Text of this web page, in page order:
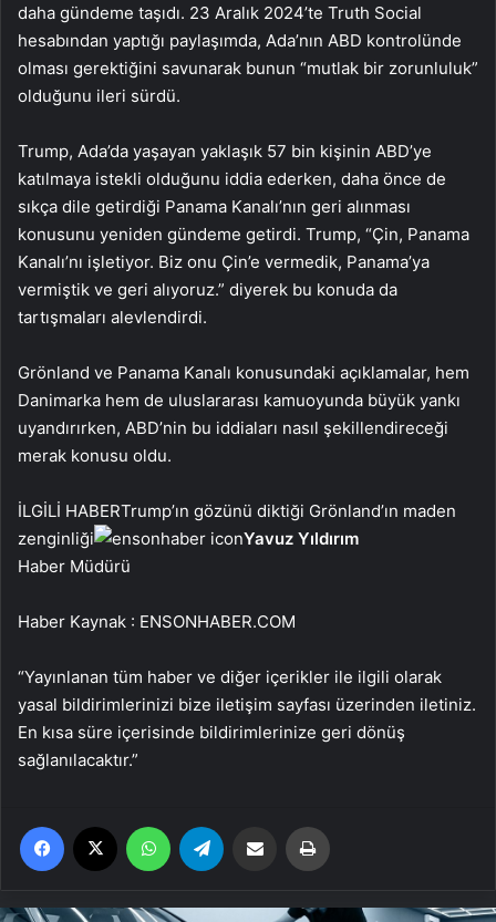
daha gündeme taşıdı. 23 Aralık 2024’te Truth Social
hesabından yaptığı paylaşımda, Ada’nın ABD kontrolünde
olması gerektiğini savunarak bunun “mutlak bir zorunluluk”
olduğunu ileri sürdü.
Trump, Ada’da yaşayan yaklaşık 57 bin kişinin ABD’ye
katılmaya istekli olduğunu iddia ederken, daha önce de
sıkça dile getirdiği Panama Kanalı’nın geri alınması
konusunu yeniden gündeme getirdi. Trump, “Çin, Panama
Kanalı’nı işletiyor. Biz onu Çin’e vermedik, Panama’ya
vermiştik ve geri alıyoruz.” diyerek bu konuda da
tartışmaları alevlendirdi.
Grönland ve Panama Kanalı konusundaki açıklamalar, hem
Danimarka hem de uluslararası kamuoyunda büyük yankı
uyandırırken, ABD’nin bu iddiaları nasıl şekillendireceği
merak konusu oldu.
İLGİLİ HABERTrump’ın gözünü diktiği Grönland’ın maden
zenginliği
Yavuz Yıldırım
Haber Müdürü
Haber Kaynak : ENSONHABER.COM
“Yayınlanan tüm haber ve diğer içerikler ile ilgili olarak
yasal bildirimlerinizi bize iletişim sayfası üzerinden iletiniz.
En kısa süre içerisinde bildirimlerinize geri dönüş
sağlanılacaktır.”
Facebook WhatsApp Email'den paylaş